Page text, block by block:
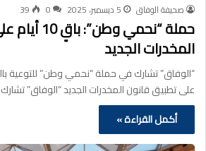
صحيفة الوفاق 5 ديسمبر، 2025 0
39
حملة “نحمي
المخدرات الجديد
على تطبيق قانون المخدرات الجديد “الوفاق”
أكمل القراءة »